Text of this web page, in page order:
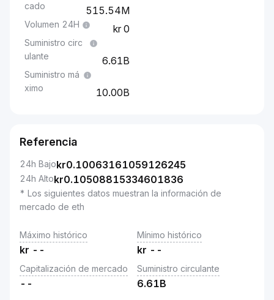
cado
515.54M
Volumen 24H 0
Suministro circ
ulante
6.61B
Suministro má
ximo
10.00B
Referencia
24h Bajokr0.10063161059126245
24h Altokr0.10508815334601836
* Los siguientes datos muestran la información de
mercado de eth
Máximo histórico
kr --
Mínimo histórico
kr --
Capitalización de mercado
--
Suministro circulante
6.61B